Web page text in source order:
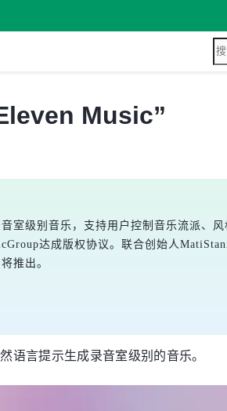
Music”
室级别音乐，支持用户控制音乐流派、
达成版权协议。联合创始人
推出。
语言提示生成录音室级别的音乐。